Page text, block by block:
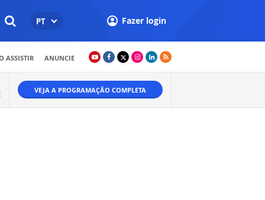
PT Fazer login
ASSISTIR ANUNCIE
VEJA A PROGRAMAÇÃO COMPLETA